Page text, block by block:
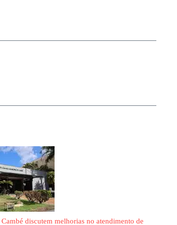
Cambé discutem melhorias no atendimento de